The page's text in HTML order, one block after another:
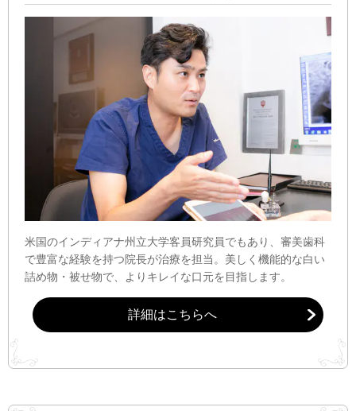
米国のインディアナ州立大学客員研究員でもあり、審美歯科
で豊富な経験を持つ院長が治療を担当。美しく機能的な白い
詰め物・被せ物で、よりキレイな口元を目指します。
詳細はこちらへ